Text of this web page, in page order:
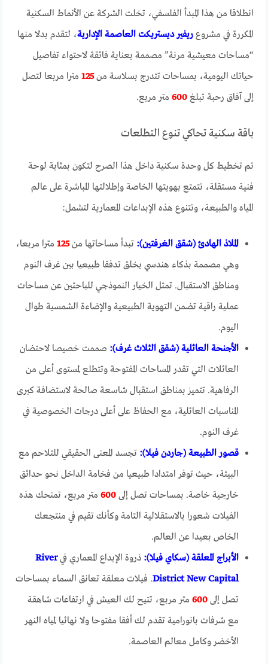
انطلاقا من هذا المبدأ الفلسفي، تخلت الشركة عن الأنماط السكنية
المكررة في مشروعريفير ديستريكت العاصمة الإدارية، لتقدم بدلا منها
“مساحات معيشية مرنة” مصممة بعناية فائقة لاحتواء تفاصيل
حياتك اليومية، بمساحات تتدرج بسلاسة من125 مترا مربعا لتصل
إلى آفاق رحبة تبلغ600 متر مربع.
باقة سكنية تحاكي تنوع التطلعات
تم تخطيط كل وحدة سكنية داخل هذا الصرح لتكون بمثابة لوحة
فنية مستقلة، تتمتع بهويتها الخاصة وإطلالتها المباشرة على عالم
المياه والطبيعة، وتتنوع هذه الإبداعات المعمارية لتشمل:
الملاذ الهادئ (شقق الغرفتين): تبدأ مساحاتها من125 مترا مربعا،
وهي مصممة بذكاء هندسي يخلق تدفقا طبيعيا بين غرف النوم
ومناطق الاستقبال. تمثل الخيار النموذجي للباحثين عن مساحات
عملية راقية تضمن التهوية الطبيعية والإضاءة الشمسية طوال
اليوم.
الأجنحة العائلية (شقق الثلاث غرف): صممت خصيصا لاحتضان
العائلات التي تقدر المساحات المفتوحة وتتطلع لمستوى أعلى من
الرفاهية. تتميز بمناطق استقبال شاسعة صالحة لاستضافة كبرى
المناسبات العائلية، مع الحفاظ على أعلى درجات الخصوصية في
غرف النوم.
قصور الطبيعة (جاردن فيلا): تجسد المعنى الحقيقي للتلاحم مع
البيئة، حيث توفر امتدادا طبيعيا من فخامة الداخل نحو حدائق
خارجية خاصة. بمساحات تصل إلى600 متر مربع، تمنحك هذه
الفيلات شعورا بالاستقلالية التامة وكأنك تقيم في منتجعك
الخاص بعيدا عن العالم.
الأبراج المعلقة (سكاي فيلا): ذروة الإبداع المعماري فيRiver
District New Capital. فيلات معلقة تعانق السماء بمساحات
تصل إلى600 متر مربع، تتيح لك العيش في ارتفاعات شاهقة
مع شرفات بانورامية تقدم لك أفقا مفتوحا ولا نهائيا لمياه النهر
الأخضر وكامل معالم العاصمة.